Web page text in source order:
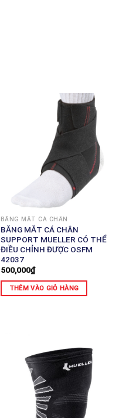
BĂNG MẮT CÁ CHÂN
BĂNG MẮT CÁ CHÂN
SUPPORT MUELLER CÓ THỂ
ĐIỀU CHỈNH ĐƯỢC OSFM
42037
500,000₫
THÊM VÀO GIỎ HÀNG